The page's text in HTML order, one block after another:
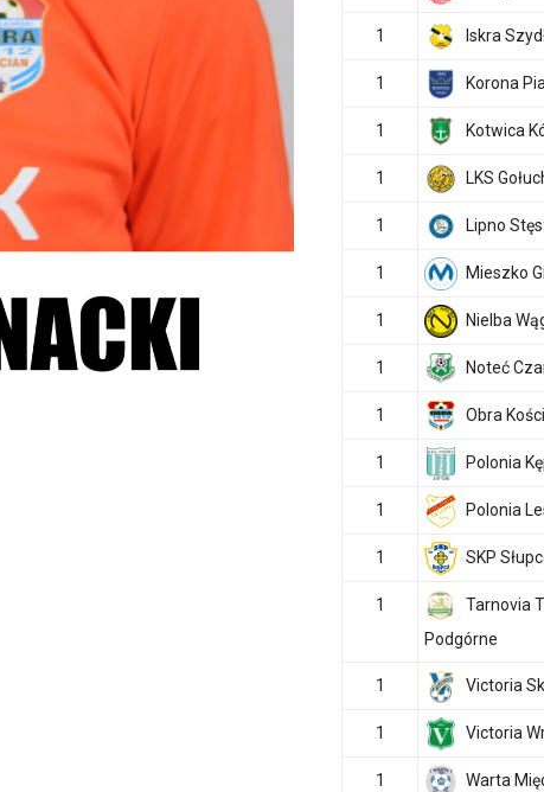
1 Iskra
1 Korona
1 Kotwica
1 LKS
1 Lipno
1 Mieszko
1 Nielba
1 Noteć
1 Obra
1 Polonia
1 Polonia
1 SKP
1
Tarnovia
Podgórne
1 Victoria
1 Victoria
1 Warta